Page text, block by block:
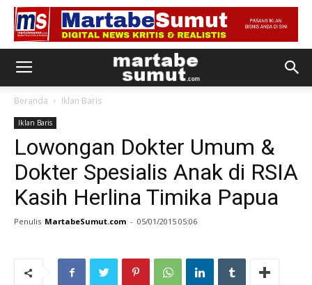
Beranda Iklan Baris
Iklan Baris
Lowongan Dokter Umum &
Dokter Spesialis Anak di RSIA
Kasih Herlina Timika Papua
Penulis MartabeSumut.com - 05/01/2015 05:06